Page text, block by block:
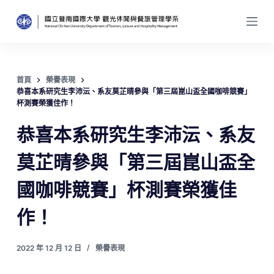
跳
至
內
容
首頁
榮譽表現
恭喜本系研究生李沛沄、系友莫芷晴參與「第三屆崑山盃全國咖啡競賽」
杯測賽榮獲佳作！
恭喜本系研究生李沛沄、系友
莫芷晴參與「第三屆崑山盃全
國咖啡競賽」杯測賽榮獲佳
作！
2022 年 12 月 12 日 榮譽表現